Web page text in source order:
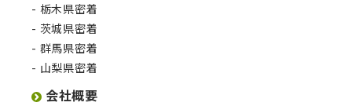
栃木県密着
茨城県密着
群馬県密着
山梨県密着
会社概要